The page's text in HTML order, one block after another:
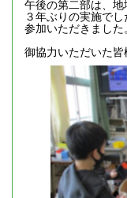
午後の第二部は、地
３年ぶりの実施で
参加いただきました
御協力いただいた皆